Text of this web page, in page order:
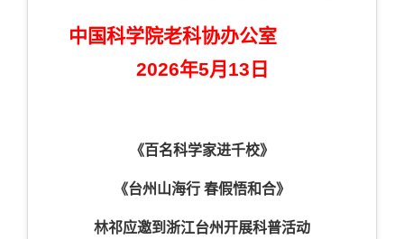
中国科学院老科协办公室
2026年5月13日
《百名科学家进千校》
《台州山海行 春假悟和合》
林祁应邀到浙江台州开展科普活动